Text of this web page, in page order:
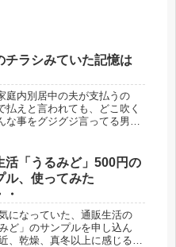
チラシみていた記憶は
庭内別居中の夫が支払うの
えと言われても、どこ吹く
な事をグジグジ言ってる男な
活「うるみど」500円の
ル、使ってみた
・
になっていた、通販生活の
みど」のサンプルを申し込ん
、乾燥、真冬以上に感じるの